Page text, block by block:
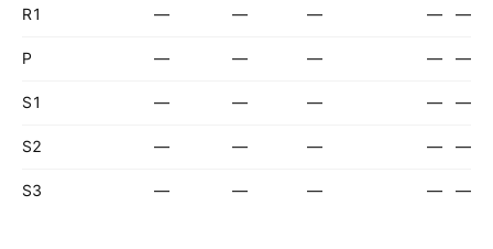
R1 — — — — —
P — — — — —
S1 — — — — —
S2 — — — — —
S3 — — — — —